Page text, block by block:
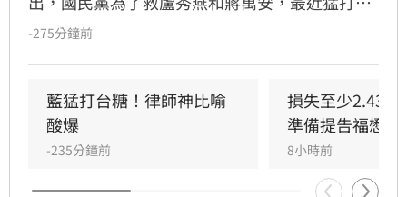
糖、故弄玄虛，好像台糖買了「毒油」給大家
-275分鐘前
藍猛打台糖！律師神比喻
酸爆
-235分鐘前
損失至少2.43億
準備提告福懋了
8小時前